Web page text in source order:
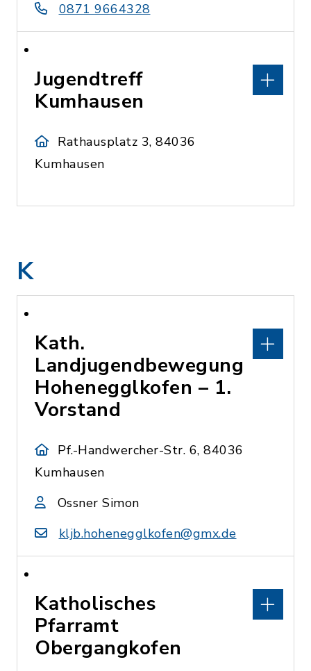
0871 9664328
Jugendtreff
Kumhausen
Rathausplatz 3, 84036
Kumhausen
K
Kath.
Landjugendbewegung
Hohenegglkofen – 1.
Vorstand
Pf.-Handwercher-Str. 6, 84036
Kumhausen
Ossner Simon
kljb.hohenegglkofen@gmx.de
Katholisches
Pfarramt
Obergangkofen